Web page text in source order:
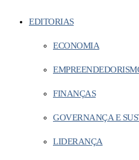
EDITORIAS
ECONOMIA
FINANÇAS
GOVERNANÇA E
LIDERANÇA